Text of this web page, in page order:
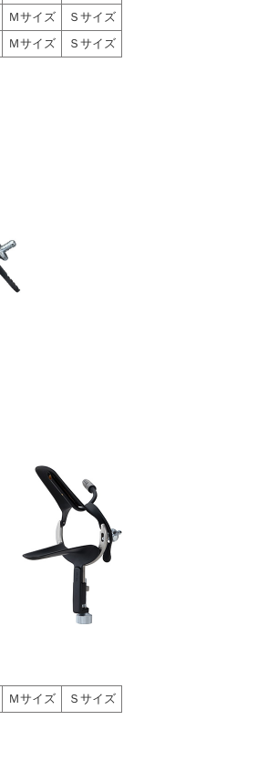
Ｍサイズ
Ｓサイズ
Ｍサイズ Ｓサイズ
Ｍサイズ Ｓサイズ